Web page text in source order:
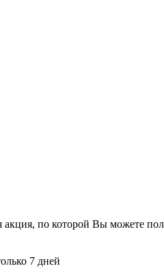
акция, по которой Вы можете
7 дней